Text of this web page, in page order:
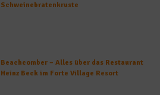
Schweinebratenkruste
Beachcomber – Alles über das Restaurant
Heinz Beck im Forte Village Resort